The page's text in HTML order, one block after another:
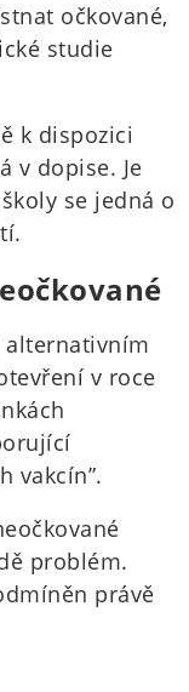
očkované,
studie
k dispozici
v dopise. Je
se jedná o
alternativním
v roce
vakcín”.
problém.
právě